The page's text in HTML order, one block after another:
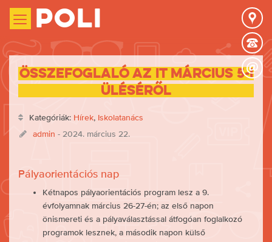
Poli
Összefoglaló az IT március 5-i
üléséről
Kategóriák: Hírek, Iskolatanács
admin - 2024. március 22.
Pályaorientációs nap
Kétnapos pályaorientációs program lesz a 9.
évfolyamnak március 26-27-én; az első napon
önismereti és a pályaválasztással átfogóan foglalkozó
programok lesznek, a második napon külső